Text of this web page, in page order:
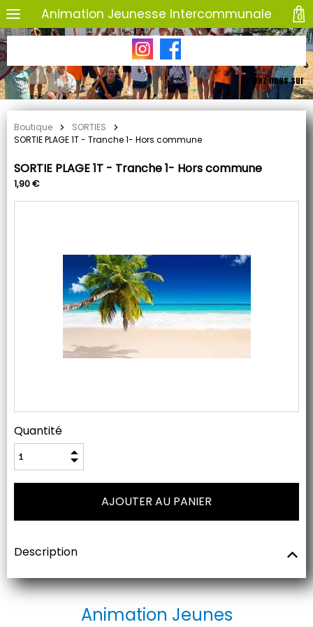
Animation Jeunesse Intercommunale
Suivez nous sur
Boutique
SORTIES
SORTIE PLAGE 1T - Tranche 1- Hors commune
SORTIE PLAGE 1T - Tranche 1- Hors commune
1,90 €
Quantité
Description
Animation Jeunes
0